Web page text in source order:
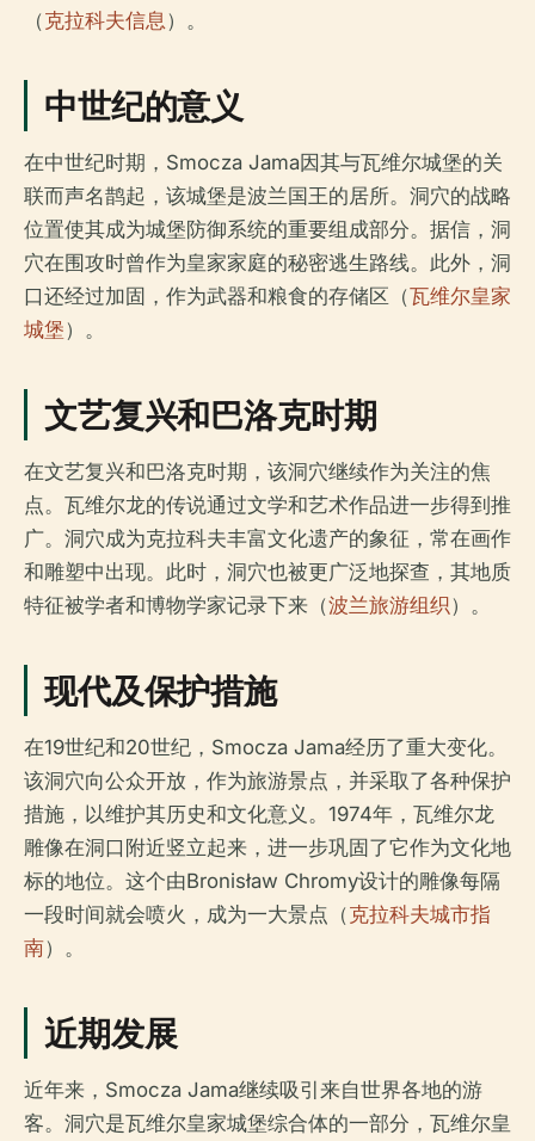
（克拉科夫信息）。
中世纪的意义
在中世纪时期，Smocza Jama因其与瓦维尔城堡的关
联而声名鹊起，该城堡是波兰国王的居所。洞穴的战略
位置使其成为城堡防御系统的重要组成部分。据信，洞
穴在围攻时曾作为皇家家庭的秘密逃生路线。此外，洞
口还经过加固，作为武器和粮食的存储区（瓦维尔皇家
城堡）。
文艺复兴和巴洛克时期
在文艺复兴和巴洛克时期，该洞穴继续作为关注的焦
点。瓦维尔龙的传说通过文学和艺术作品进一步得到推
广。洞穴成为克拉科夫丰富文化遗产的象征，常在画作
和雕塑中出现。此时，洞穴也被更广泛地探查，其地质
特征被学者和博物学家记录下来（波兰旅游组织）。
现代及保护措施
在19世纪和20世纪，Smocza Jama经历了重大变化。
该洞穴向公众开放，作为旅游景点，并采取了各种保护
措施，以维护其历史和文化意义。1974年，瓦维尔龙
雕像在洞口附近竖立起来，进一步巩固了它作为文化地
标的地位。这个由Bronisław Chromy设计的雕像每隔
一段时间就会喷火，成为一大景点（克拉科夫城市指
南）。
近期发展
近年来，Smocza Jama继续吸引来自世界各地的游
客。洞穴是瓦维尔皇家城堡综合体的一部分，瓦维尔皇